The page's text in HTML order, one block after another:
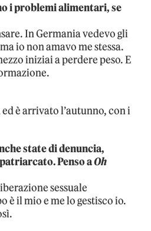
i problemi alimentari, se
In Germania vedevo gli
io non amavo me stessa.
iniziai a perdere peso. E
è arrivato l’autunno, con i
state di denuncia,
Penso aOh
sessuale
è il mio e me lo gestisco io.